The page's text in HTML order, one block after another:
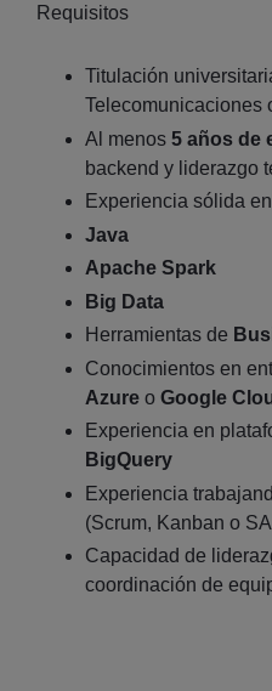
Requisitos
Titulación
Telecomunicaciones
Al menos 5 años de
backend y liderazgo
Experiencia sólida
Java
Apache Spark
Big Data
Herramientas de
Conocimientos en
Azure o Google
Experiencia en
BigQuery
Experiencia
(Scrum, Kanban o
Capacidad de
coordinación de